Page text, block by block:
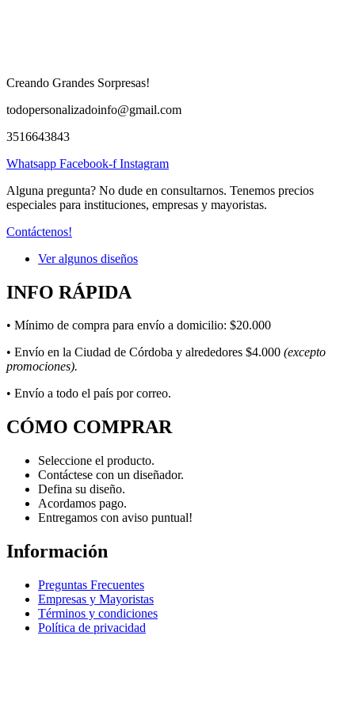
Creando Grandes Sorpresas!
todopersonalizadoinfo@gmail.com
3516643843
Whatsapp Facebook-f Instagram
Alguna pregunta? No dude en consultarnos. Tenemos precios
especiales para instituciones, empresas y mayoristas.
Contáctenos!
Ver algunos diseños
INFO RÁPIDA
• Mínimo de compra para envío a domicilio: $20.000
• Envío en la Ciudad de Córdoba y alrededores $4.000 (excepto
promociones).
• Envío a todo el país por correo.
CÓMO COMPRAR
Seleccione el producto.
Contáctese con un diseñador.
Defina su diseño.
Acordamos pago.
Entregamos con aviso puntual!
Información
Preguntas Frecuentes
Empresas y Mayoristas
Términos y condiciones
Política de privacidad